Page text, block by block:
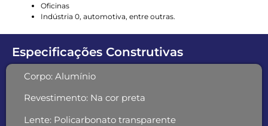
Oficinas
Indústria 0, automotiva, entre outras.
Especificações Construtivas
Corpo: Alumínio
Revestimento: Na cor preta
Lente: Policarbonato transparente